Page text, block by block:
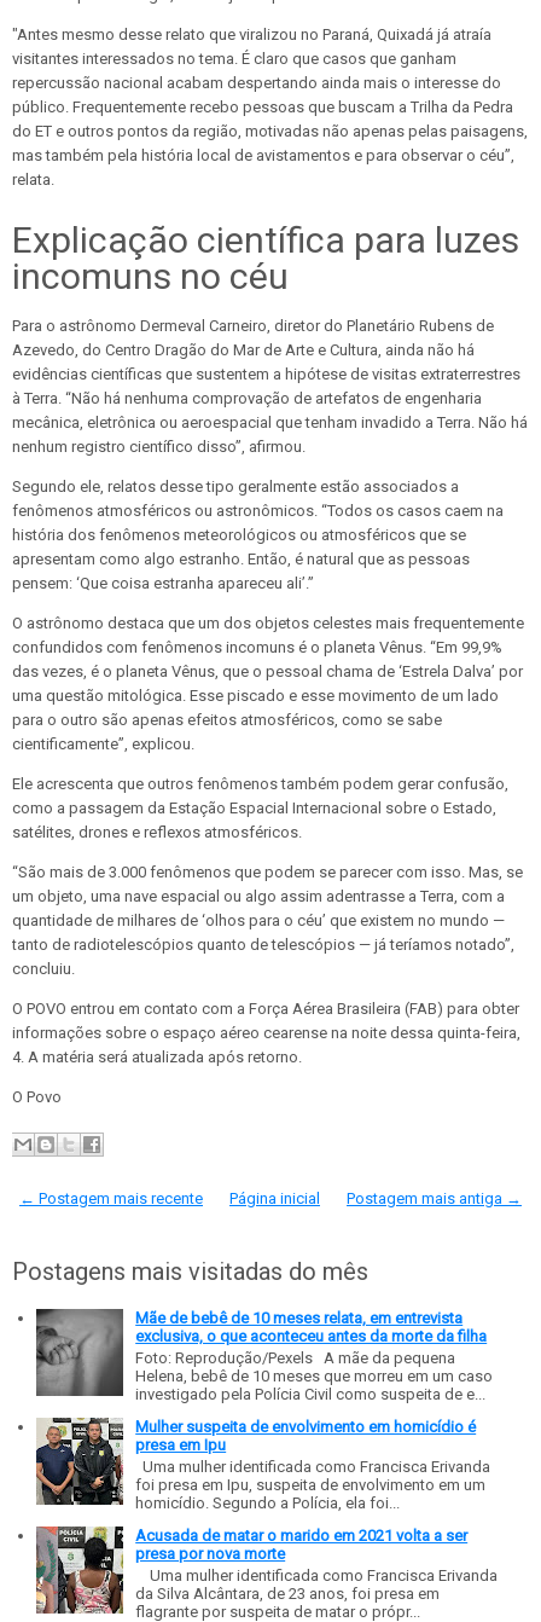
"Antes mesmo desse relato que viralizou no Paraná, Quixadá já atraía
visitantes interessados no tema. É claro que casos que ganham
repercussão nacional acabam despertando ainda mais o interesse do
público. Frequentemente recebo pessoas que buscam a Trilha da Pedra
do ET e outros pontos da região, motivadas não apenas pelas paisagens,
mas também pela história local de avistamentos e para observar o céu”,
relata.
Explicação científica para luzes
incomuns no céu
Para o astrônomo Dermeval Carneiro, diretor do Planetário Rubens de
Azevedo, do Centro Dragão do Mar de Arte e Cultura, ainda não há
evidências científicas que sustentem a hipótese de visitas extraterrestres
à Terra. “Não há nenhuma comprovação de artefatos de engenharia
mecânica, eletrônica ou aeroespacial que tenham invadido a Terra. Não há
nenhum registro científico disso”, afirmou.
Segundo ele, relatos desse tipo geralmente estão associados a
fenômenos atmosféricos ou astronômicos. “Todos os casos caem na
história dos fenômenos meteorológicos ou atmosféricos que se
apresentam como algo estranho. Então, é natural que as pessoas
pensem: ‘Que coisa estranha apareceu ali’.”
O astrônomo destaca que um dos objetos celestes mais frequentemente
confundidos com fenômenos incomuns é o planeta Vênus. “Em 99,9%
das vezes, é o planeta Vênus, que o pessoal chama de ‘Estrela Dalva’ por
uma questão mitológica. Esse piscado e esse movimento de um lado
para o outro são apenas efeitos atmosféricos, como se sabe
cientificamente”, explicou.
Ele acrescenta que outros fenômenos também podem gerar confusão,
como a passagem da Estação Espacial Internacional sobre o Estado,
satélites, drones e reflexos atmosféricos.
“São mais de 3.000 fenômenos que podem se parecer com isso. Mas, se
um objeto, uma nave espacial ou algo assim adentrasse a Terra, com a
quantidade de milhares de ‘olhos para o céu’ que existem no mundo —
tanto de radiotelescópios quanto de telescópios — já teríamos notado”,
concluiu.
O POVO entrou em contato com a Força Aérea Brasileira (FAB) para obter
informações sobre o espaço aéreo cearense na noite dessa quinta-feira,
4. A matéria será atualizada após retorno.
O Povo
← Postagem mais recente Postagem mais antiga →
Página inicial
Postagens mais visitadas do mês
Mãe de bebê de 10 meses relata, em entrevista
exclusiva, o que aconteceu antes da morte da filha
Foto: Reprodução/Pexels A mãe da pequena
Helena, bebê de 10 meses que morreu em um caso
investigado pela Polícia Civil como suspeita de e...
Mulher suspeita de envolvimento em homicídio é
presa em Ipu
Uma mulher identificada como Francisca Erivanda
foi presa em Ipu, suspeita de envolvimento em um
homicídio. Segundo a Polícia, ela foi...
Acusada de matar o marido em 2021 volta a ser
presa por nova morte
Uma mulher identificada como Francisca Erivanda
da Silva Alcântara, de 23 anos, foi presa em
flagrante por suspeita de matar o própr...